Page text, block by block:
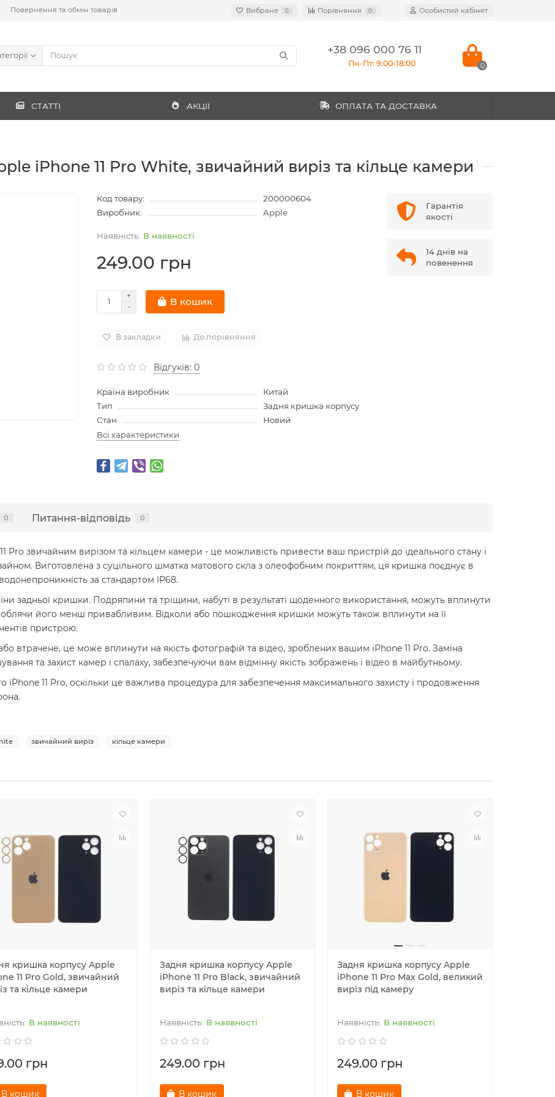
Повернення та обмін товарів Вибране 0 Порівняння 0 Особистий кабінет
+38 096 000 76 11
Пн-Пт: 9:00-18:00 0
СТАТТІ АКЦІЇ ОПЛАТА ТА ДОСТАВКА
iPhone 11 Pro White, звичайний виріз та кільце камери
Код товару:
200000604
Виробник:
Apple
В наявності
249.00 грн
В кошик
В закладки До порівняння
Відгуків: 0
Країна виробник
Китай
Тип
Задня кришка корпусу
Стан
Новий
Всі характеристики
Гарантія
якості
14 днів на
повенення
0 Питання-відповідь 0
Pro звичайним вирізом та кільцем камери - це можливість привести ваш пристрій до ідеального стану і
Виготовлена з суцільного шматка матового скла з олеофобним покриттям, ця кришка поєднує в
за стандартом IP68.
задньої кришки. Подряпини та тріщини, набуті в результаті щоденного використання, можуть вплинути
його менш привабливим. Відколи або пошкодження кришки можуть також вплинути на її
пристрою.
втрачене, це може вплинути на якість фотографій та відео, зроблених вашим iPhone 11 Pro. Заміна
та захист камер і спалаху, забезпечуючи вам відмінну якість зображень і відео в майбутньому.
iPhone 11 Pro, оскільки це важлива процедура для забезпечення максимального захисту і продовження
звичайний виріз кільце камери
кришка корпусу Apple
11 Pro Gold, звичайний
та кільце камери
В наявності
грн
В кошик
Задня кришка корпусу Apple
iPhone 11 Pro Black, звичайний
виріз та кільце камери
В наявності
249.00 грн
В кошик
Задня кришка корпусу Apple
iPhone 11 Pro Max Gold, великий
виріз під камеру
В наявності
249.00 грн
В кошик